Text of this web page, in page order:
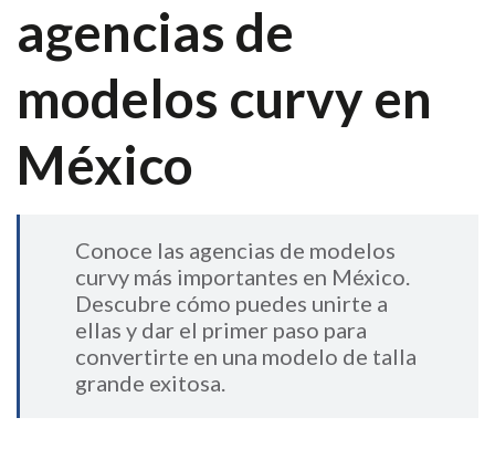
agencias de
modelos curvy en
México
Conoce las agencias de modelos
curvy más importantes en México.
Descubre cómo puedes unirte a
ellas y dar el primer paso para
convertirte en una modelo de talla
grande exitosa.